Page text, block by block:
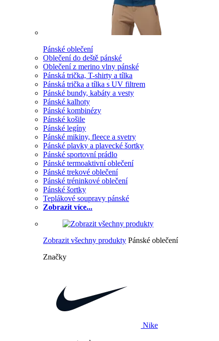
Pánské oblečení
Oblečení do deště pánské
Oblečení z merino vlny pánské
Pánská trička, T-shirty a tílka
Pánská trička a tílka s UV filtrem
Pánské bundy, kabáty a vesty
Pánské kalhoty
Pánské kombinézy
Pánské košile
Pánské legíny
Pánské mikiny, fleece a svetry
Pánské plavky a plavecké šortky
Pánské sportovní prádlo
Pánské termoaktivní oblečení
Pánské trekové oblečení
Pánské tréninkové oblečení
Pánské šortky
Teplákové soupravy pánské
Zobrazit více...
Zobrazit všechny produkty Pánské oblečení
Značky
Nike